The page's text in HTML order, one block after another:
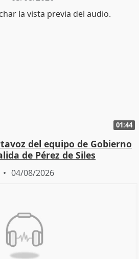
01:44
del equipo de Gobierno
de Pérez de Siles
04/08/2026